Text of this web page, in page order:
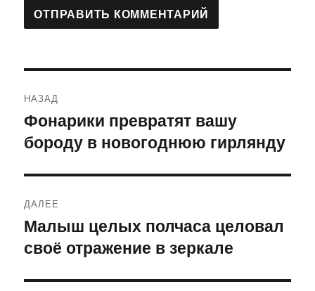
по
записям
НАЗАД
Предыдущая
запись:
Фонарики превратят вашу
бороду в новогоднюю гирлянду
ДАЛЕЕ
Следующая
запись:
Малыш целых полчаса целовал
своё отражение в зеркале